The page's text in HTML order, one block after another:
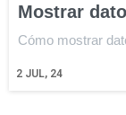
Mostrar
2 JUL, 24
Cómo mostrar